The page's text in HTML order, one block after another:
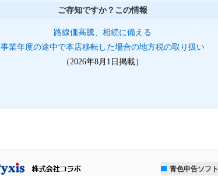
ご存知ですか？この情報
路線価高騰、相続に備える
事業年度の途中で本店移転した場合の地方税の取り扱い
（2026年8月1日掲載）
青色申告ソフト